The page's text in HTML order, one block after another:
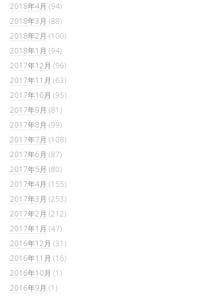
2018年4月 (94)
2018年3月 (88)
2018年2月 (100)
2018年1月 (94)
2017年12月 (96)
2017年11月 (63)
2017年10月 (95)
2017年9月 (81)
2017年8月 (99)
2017年7月 (108)
2017年6月 (87)
2017年5月 (80)
2017年4月 (155)
2017年3月 (253)
2017年2月 (212)
2017年1月 (47)
2016年12月 (31)
2016年11月 (16)
2016年10月 (1)
2016年9月 (1)